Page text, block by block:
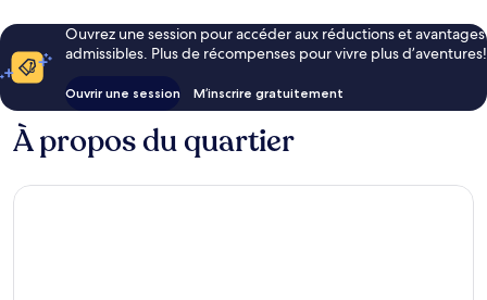
Ouvrez une session pour accéder aux réductions et avantages
admissibles. Plus de récompenses pour vivre plus d’aventures!
Ouvrir une session M’inscrire gratuitement
À propos du quartier